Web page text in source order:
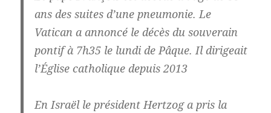
ans des suites d’une pneumonie. Le
Vatican a annoncé le décès du souverain
pontif à 7h35 le lundi de Pâque. Il dirigeait
l’Église catholique depuis 2013
En Israël le président Hertzog a pris la